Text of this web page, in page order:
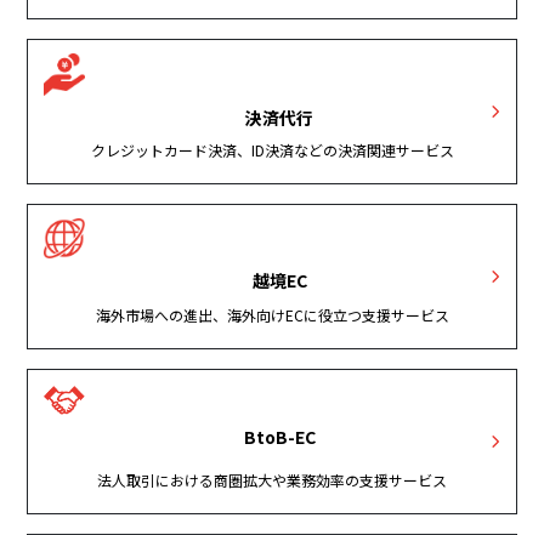
決済代行
クレジットカード決済、ID決済などの決済関連サービス
越境EC
海外市場への進出、海外向けECに役立つ支援サービス
BtoB-EC
法人取引における商圏拡大や業務効率の支援サービス